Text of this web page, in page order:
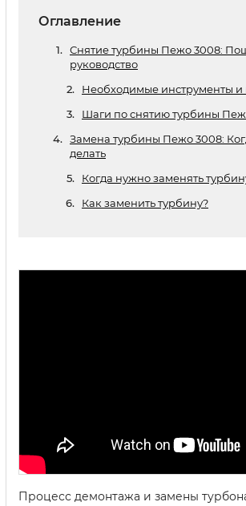
Оглавление
Снятие турбины Пежо 3008:
руководство
Необходимые инструменты и
Шаги по снятию турбины
Замена турбины Пежо 3008:
делать
Когда нужно заменять
Как заменить турбину?
Процесс демонтажа и замены